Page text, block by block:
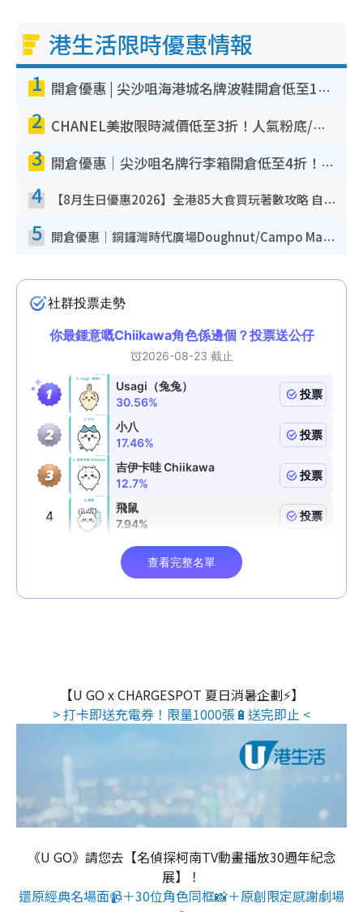
港生活限時優惠情報
1 開倉優惠 | 尖沙咀海港城名牌波鞋開倉低至1折！On鞋$899起／Joy&Peace鞋履$98起
2 CHANEL美妝限時減價低至3折！人氣粉底/唇膏/精華液低至$275！COCO香水都有平
3 開倉優惠｜尖沙咀名牌行李箱開倉低至4折！一連5日 American Tourister/ace./Hallmark $200起！
4 【8月生日優惠2026】全港85大食買玩著數攻略 自助餐/火鍋放題同行免費＋誠品/DONKI送現金券
5 開倉優惠｜銅鑼灣時代廣場Doughnut/Campo Marzio開倉低至1折！背囊、書包、手袋劈價$200起
【U GO x CHARGESPOT 夏日消暑企劃⚡】
> 打卡即送充電券！限量1000張🔋送完即止 <
《U GO》請您去【名偵探柯南TV動畫播放30週年紀念
展】！
還原經典名場面📹＋30位角色同框📸＋原創限定感謝劇場